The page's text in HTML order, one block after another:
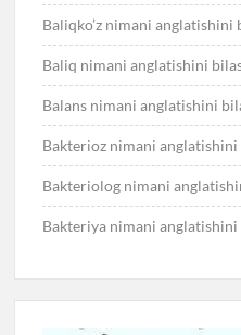
Baliqko’z nimani anglatishini
Baliq nimani anglatishini
Balans nimani anglatishini
Bakterioz nimani
Bakteriolog nimani
Bakteriya nimani